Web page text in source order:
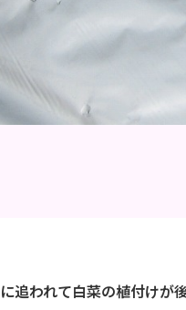
追われて白菜の植付けが